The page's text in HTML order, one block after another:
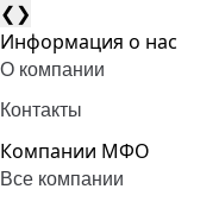
❮❯
Информация о нас
О компании
Контакты
Компании МФО
Все компании